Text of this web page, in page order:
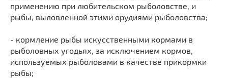
применению при любительском рыболовстве, и
рыбы, выловленной этими орудиями рыболовства;
- кормление рыбы искусственными кормами в
рыболовных угодьях, за исключением кормов,
используемых рыболовами в качестве прикормки
рыбы;